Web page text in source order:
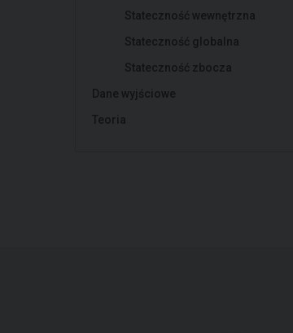
Stateczność wewnętrzna
Stateczność globalna
Stateczność zbocza
Dane wyjściowe
Teoria